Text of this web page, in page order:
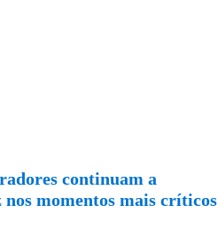
continuam a
momentos mais críticos